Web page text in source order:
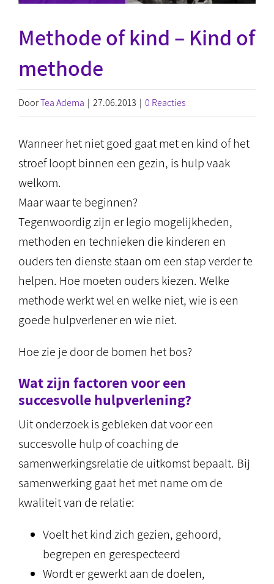
Methode of kind – Kind of
methode
DoorTea Adema | 27.06.2013 | 0 Reacties
Wanneer het niet goed gaat met en kind of het
stroef loopt binnen een gezin, is hulp vaak
welkom.
Maar waar te beginnen?
Tegenwoordig zijn er legio mogelijkheden,
methoden en technieken die kinderen en
ouders ten dienste staan om een stap verder te
helpen. Hoe moeten ouders kiezen. Welke
methode werkt wel en welke niet, wie is een
goede hulpverlener en wie niet.
Hoe zie je door de bomen het bos?
Wat zijn factoren voor een
succesvolle hulpverlening?
Uit onderzoek is gebleken dat voor een
succesvolle hulp of coaching de
samenwerkingsrelatie de uitkomst bepaalt. Bij
samenwerking gaat het met name om de
kwaliteit van de relatie:
Voelt het kind zich gezien, gehoord,
begrepen en gerespecteerd
Wordt er gewerkt aan de doelen,